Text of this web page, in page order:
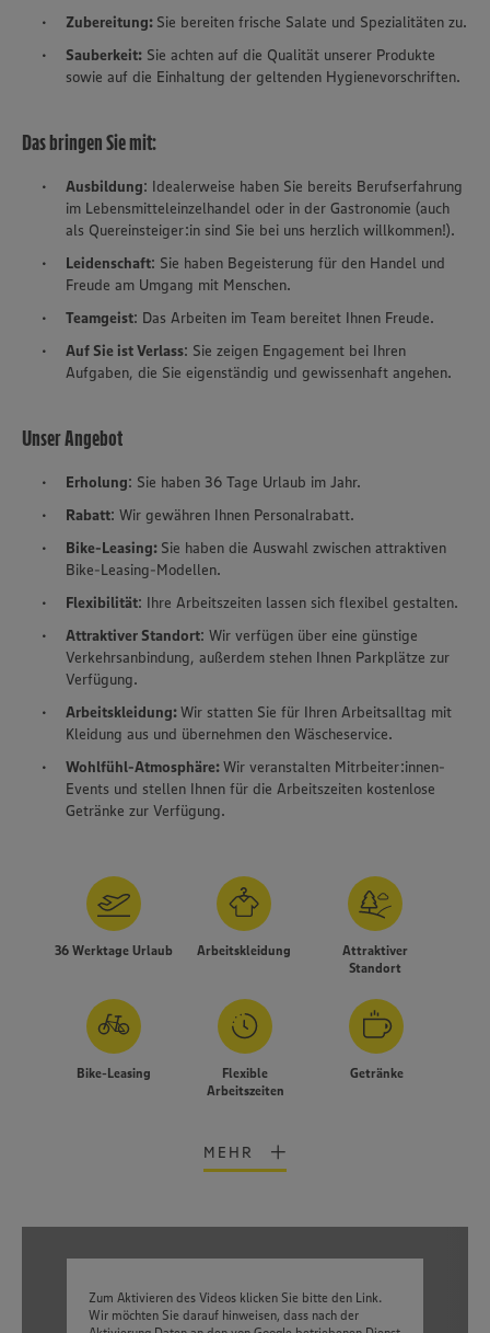
ein bestmögliches Nutzungserlebnis unserer Website zu
Website zu personalisieren und Ihnen möglichst relevante
Inhalte anzubieten. Ihre Einwilligung in die Nutzung von
Zubereitung: Sie bereiten frische Salate und Spezialitäten zu.
Sauberkeit: Sie achten auf die Qualität unserer Produkte
sowie auf die Einhaltung der geltenden Hygienevorschriften.
Das bringen Sie mit:
Ausbildung: Idealerweise haben Sie bereits Berufserfahrung
im Lebensmitteleinzelhandel oder in der Gastronomie (auch
als Quereinsteiger:in sind Sie bei uns herzlich willkommen!).
Leidenschaft: Sie haben Begeisterung für den Handel und
Freude am Umgang mit Menschen.
Teamgeist: Das Arbeiten im Team bereitet Ihnen Freude.
Auf Sie ist Verlass: Sie zeigen Engagement bei Ihren
Aufgaben, die Sie eigenständig und gewissenhaft angehen.
Unser Angebot
Erholung: Sie haben 36 Tage Urlaub im Jahr.
Rabatt: Wir gewähren Ihnen Personalrabatt.
Bike-Leasing: Sie haben die Auswahl zwischen attraktiven
Bike-Leasing-Modellen.
Flexibilität: Ihre Arbeitszeiten lassen sich flexibel gestalten.
Attraktiver Standort: Wir verfügen über eine günstige
Verkehrsanbindung, außerdem stehen Ihnen Parkplätze zur
Verfügung.
Arbeitskleidung:Wir statten Sie für Ihren Arbeitsalltag mit
Kleidung aus und übernehmen den Wäscheservice.
Wohlfühl-Atmosphäre:Wir veranstalten Mitrbeiter:innen-
Events und stellen Ihnen für die Arbeitszeiten kostenlose
Getränke zur Verfügung.
36 Werktage Urlaub Arbeitskleidung
Attraktiver
Standort
Bike-Leasing
Flexible
Arbeitszeiten
Getränke
MEHR
Zum Aktivieren des Videos klicken Sie bitte den Link.
Wir möchten Sie darauf hinweisen, dass nach der